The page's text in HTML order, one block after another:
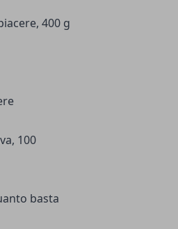
400 g
100
basta